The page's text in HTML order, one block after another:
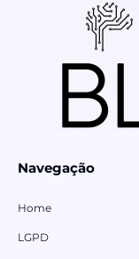
Navegação
Home
LGPD